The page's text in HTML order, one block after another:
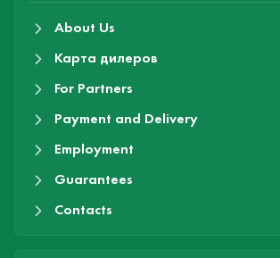
About Us
Карта дилеров
For Partners
Payment and Delivery
Employment
Guarantees
Contacts